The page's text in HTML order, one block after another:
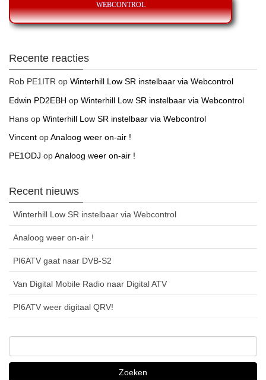
WEBCONTROL
Recente reacties
Rob PE1ITR op Winterhill Low SR instelbaar via Webcontrol
Edwin PD2EBH op Winterhill Low SR instelbaar via Webcontrol
Hans op Winterhill Low SR instelbaar via Webcontrol
Vincent opAnaloog weer on-air !
PE1ODJ opAnaloog weer on-air !
Recent nieuws
Winterhill Low SR instelbaar via Webcontrol
Analoog weer on-air !
PI6ATV gaat naar DVB-S2
Van Digital Mobile Radio naar Digital ATV
PI6ATV weer digitaal QRV!